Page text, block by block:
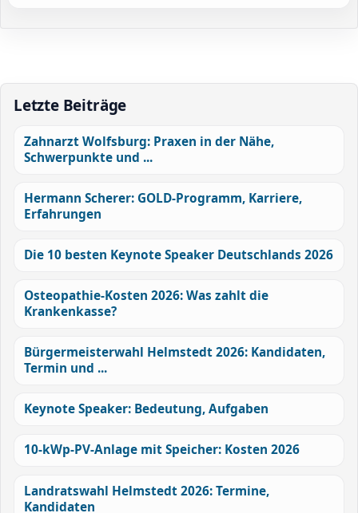
Letzte Beiträge
Zahnarzt Wolfsburg: Praxen in der Nähe,
Schwerpunkte und ...
Hermann Scherer: GOLD-Programm, Karriere,
Erfahrungen
Die 10 besten Keynote Speaker Deutschlands 2026
Osteopathie-Kosten 2026: Was zahlt die
Krankenkasse?
Bürgermeisterwahl Helmstedt 2026: Kandidaten,
Termin und ...
Keynote Speaker: Bedeutung, Aufgaben
10-kWp-PV-Anlage mit Speicher: Kosten 2026
Landratswahl Helmstedt 2026: Termine,
Kandidaten